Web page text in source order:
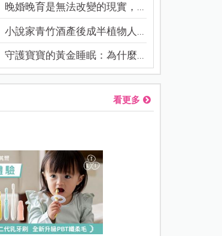
晚婚晚育是無法改變的現實，...
小說家青竹酒產後成半植物人...
守護寶寶的黃金睡眠：為什麼...
看更多